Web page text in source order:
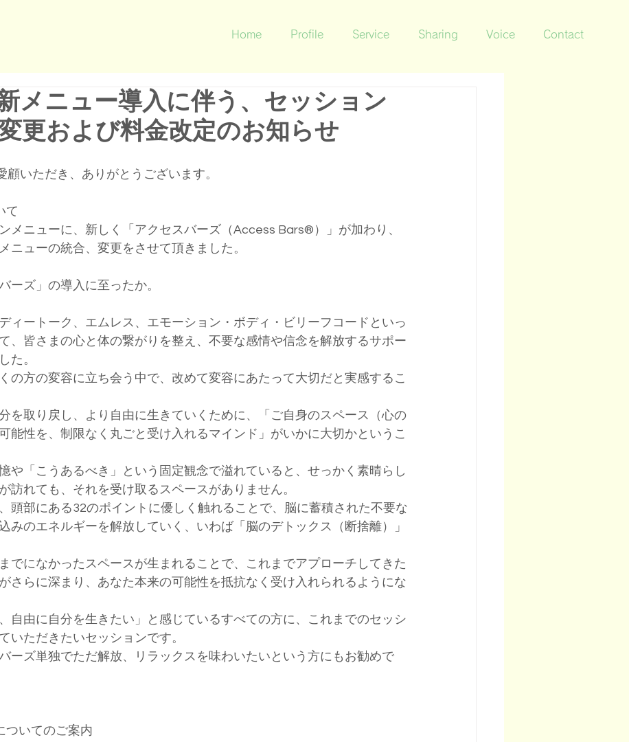
Home Profile Service Sharing Voice Contact
新メニュー導入に伴う、セッション
更および料金改定のお知らせ
いただき、ありがとうございます。
て
メニューに、新しく「アクセスバーズ（Access Bars®）」が加わり、
ニューの統合、変更をさせて頂きました。
ーズ」の導入に至ったか。
ィートーク、エムレス、エモーション・ボディ・ビリーフコードといっ
、皆さまの心と体の繋がりを整え、不要な感情や信念を解放するサポー
た。
の方の変容に立ち会う中で、改めて変容にあたって大切だと実感するこ
を取り戻し、より自由に生きていくために、「ご自身のスペース（心の
能性を、制限なく丸ごと受け入れるマインド」がいかに大切かというこ
や「こうあるべき」という固定観念で溢れていると、せっかく素晴らし
訪れても、それを受け取るスペースがありません。
頭部にある32のポイントに優しく触れることで、脳に蓄積された不要な
みのエネルギーを解放していく、いわば「脳のデトックス（断捨離）」
でになかったスペースが生まれることで、これまでアプローチしてきた
さらに深まり、あなた本来の可能性を抵抗なく受け入れられるようにな
自由に自分を生きたい」と感じているすべての方に、これまでのセッシ
いただきたいセッションです。
ーズ単独でただ解放、リラックスを味わいたいという方にもお勧めで
ついてのご案内